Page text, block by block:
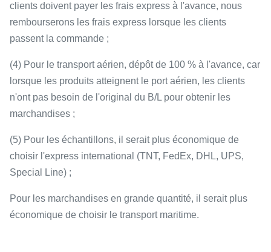
clients doivent payer les frais express à l'avance, nous
rembourserons les frais express lorsque les clients
passent la commande ;
(4) Pour le transport aérien, dépôt de 100 % à l'avance, car
lorsque les produits atteignent le port aérien, les clients
n'ont pas besoin de l'original du B/L pour obtenir les
marchandises ;
(5) Pour les échantillons, il serait plus économique de
choisir l'express international (TNT, FedEx, DHL, UPS,
Special Line) ;
Pour les marchandises en grande quantité, il serait plus
économique de choisir le transport maritime.